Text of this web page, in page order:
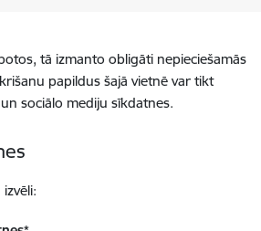
tā izmanto obligāti nepieciešamās
papildus šajā vietnē var tikt
sociālo mediju sīkdatnes.